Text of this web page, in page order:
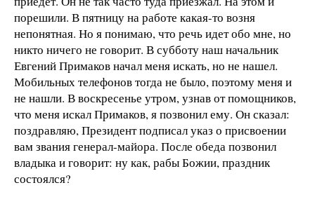
порешили. В пятницу на работе какая-то возня
непонятная. Но я понимаю, что речь идет обо мне, но
никто ничего не говорит. В субботу наш начальник
Евгений Примаков начал меня искать, но не нашел.
Мобильных телефонов тогда не было, поэтому меня и
не нашли. В воскресенье утром, узнав от помощников,
что меня искал Примаков, я позвонил ему. Он сказал:
поздравляю, Президент подписал указ о присвоении
вам звания генерал-майора. После обеда позвонил
владыка и говорит: ну как, рабы Божии, праздник
состоялся?